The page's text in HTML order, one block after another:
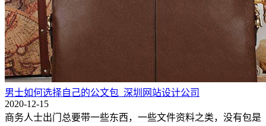
男士如何选择自己的公文包_深圳网站设计公司
2020-12-15
商务人士出门总要带一些东西，一些文件资料之类，没有包是